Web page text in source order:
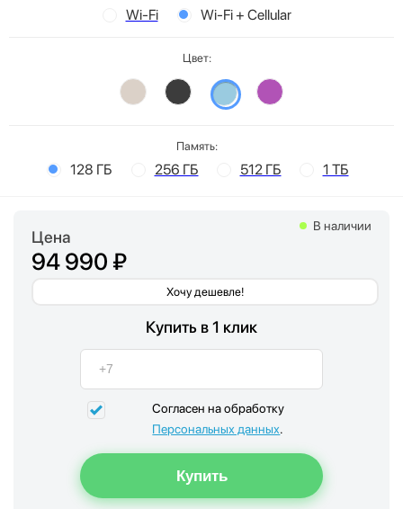
Wi-Fi Wi-Fi + Cellular
Цвет:
Память:
128 ГБ 256 ГБ 512 ГБ 1 ТБ
Цена
94 990 ₽
Хочу дешевле!
В наличии
Купить в 1 клик
Согласен на обработку
Персональных данных.